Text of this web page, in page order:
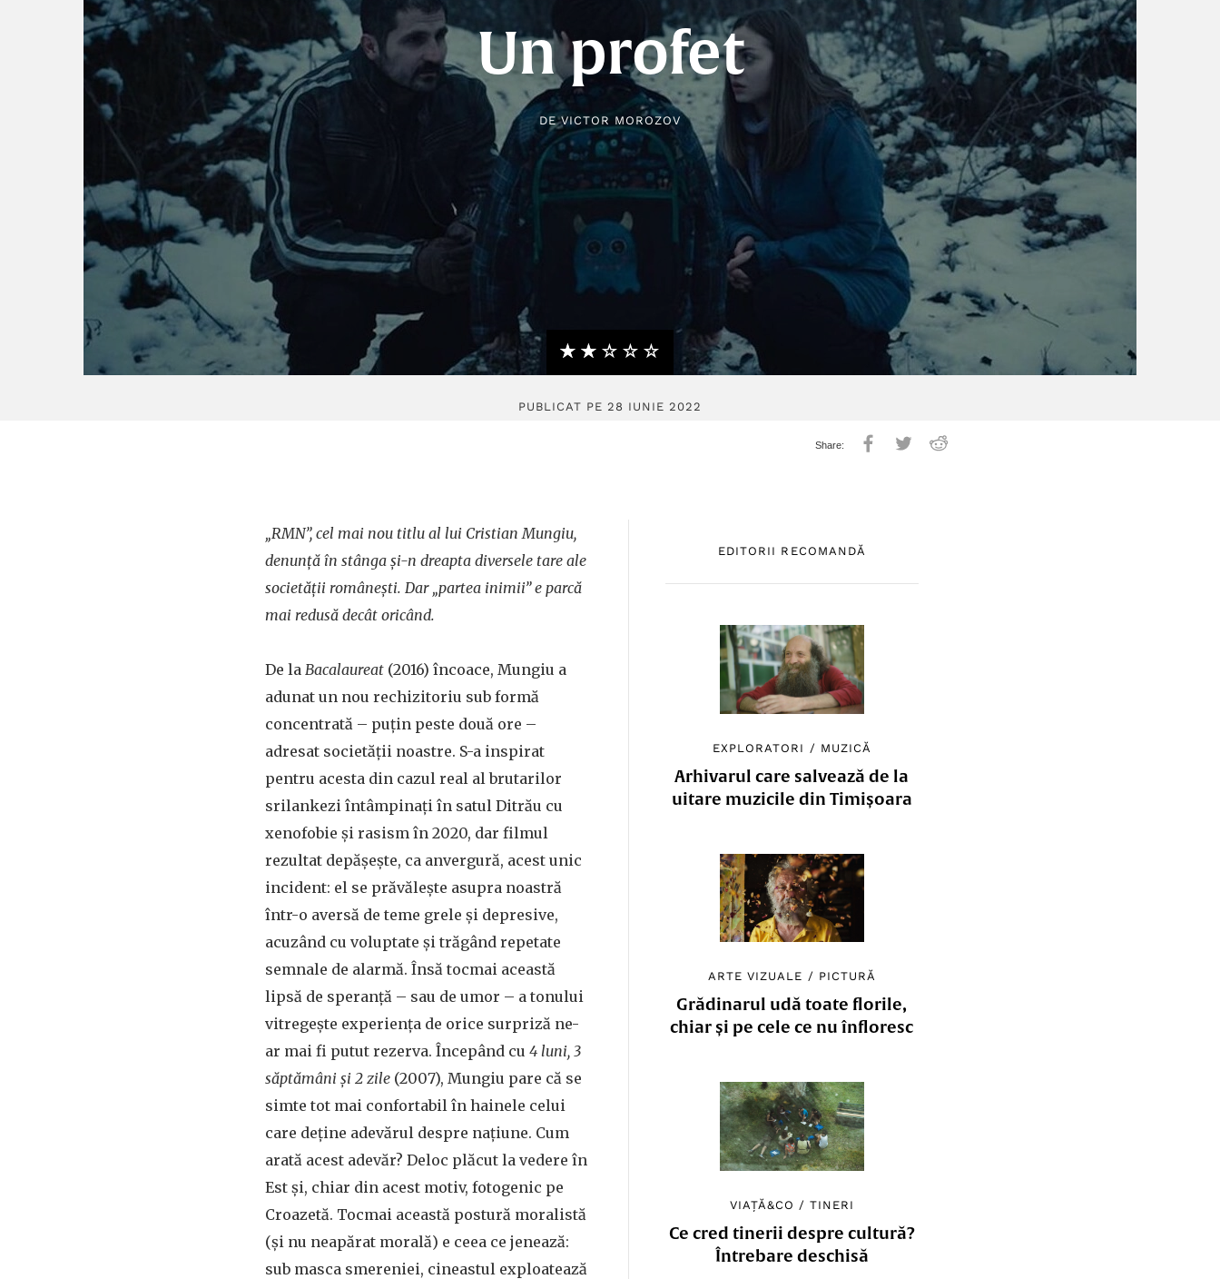
Un profet
DEVICTOR MOROZOV
★★★★★
☆☆☆☆☆
PUBLICAT PE 28 IUNIE 2022
EDITORII RECOMANDĂ
EXPLORATORI / MUZICĂ
Arhivarul care salvează de la
uitare muzicile din Timișoara
ARTE VIZUALE / PICTURĂ
Grădinarul udă toate florile,
chiar și pe cele ce nu înfloresc
VIAȚĂ&CO /TINERI
Ce cred tinerii despre cultură?
Întrebare deschisă
„RMN”, cel mai nou titlu al lui Cristian Mungiu,
denunță în stânga și-n dreapta diversele tare ale
societății românești. Dar „partea inimii” e parcă
mai redusă decât oricând.
De la Bacalaureat (2016) încoace, Mungiu a
adunat un nou rechizitoriu sub formă
concentrată – puțin peste două ore –
adresat societății noastre. S-a inspirat
pentru acesta din cazul real al brutarilor
srilankezi întâmpinați în satul Ditrău cu
xenofobie și rasism în 2020, dar filmul
rezultat depășește, ca anvergură, acest unic
incident: el se prăvălește asupra noastră
într-o aversă de teme grele și depresive,
acuzând cu voluptate și trăgând repetate
semnale de alarmă. Însă tocmai această
lipsă de speranță – sau de umor – a tonului
vitregește experiența de orice surpriză ne-
ar mai fi putut rezerva. Începând cu 4 luni, 3
săptămâni și 2 zile (2007), Mungiu pare că se
simte tot mai confortabil în hainele celui
care deține adevărul despre națiune. Cum
arată acest adevăr? Deloc plăcut la vedere în
Est și, chiar din acest motiv, fotogenic pe
Croazetă. Tocmai această postură moralistă
(și nu neapărat morală) e ceea ce jenează:
sub masca smereniei, cineastul exploatează